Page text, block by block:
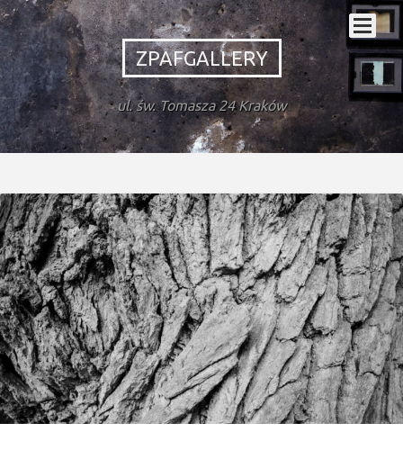
ZPAFGALLERY
ul. św. Tomasza 24 Kraków